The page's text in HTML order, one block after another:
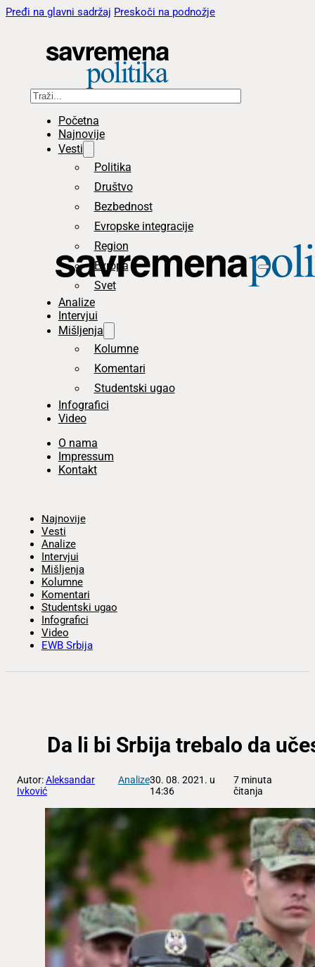
Pređi na glavni sadržaj Preskoči na podnožje
Pretraga
Početna
Najnovije
Vesti
Politika
Društvo
Bezbednost
Evropske integracije
Region
Evropa
Svet
Analize
Intervjui
Mišljenja
Kolumne
Komentari
Studentski ugao
Infografici
Video
O nama
Impressum
Kontakt
Najnovije
Vesti
Analize
Intervjui
Mišljenja
Kolumne
Komentari
Studentski ugao
Infografici
Video
EWB Srbija
Da li bi Srbija trebalo da
Autor:Aleksandar
Ivković
Analize30. 08. 2021. u
14:36
7 minuta
čitanja